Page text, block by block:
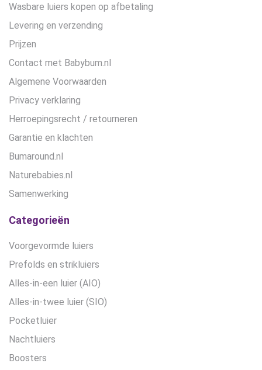
Wasbare luiers kopen op afbetaling
Levering en verzending
Prijzen
Contact met Babybum.nl
Algemene Voorwaarden
Privacy verklaring
Herroepingsrecht / retourneren
Garantie en klachten
Bumaround.nl
Naturebabies.nl
Samenwerking
Categorieën
Voorgevormde luiers
Prefolds en strikluiers
Alles-in-een luier (AIO)
Alles-in-twee luier (SIO)
Pocketluier
Nachtluiers
Boosters